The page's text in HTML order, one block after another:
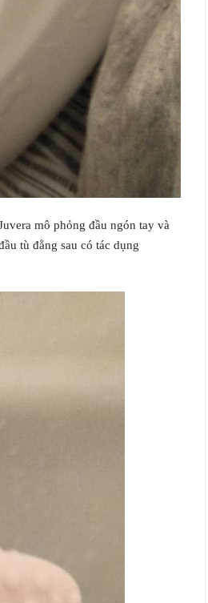
mô phỏng đầu ngón tay và
tù đằng sau có tác dụng